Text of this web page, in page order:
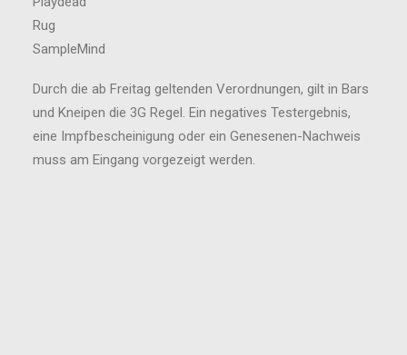
Rug
SampleMind
Durch die ab Freitag geltenden Verordnungen, gilt in Bars
und Kneipen die 3G Regel. Ein negatives Testergebnis,
eine Impfbescheinigung oder ein Genesenen-Nachweis
muss am Eingang vorgezeigt werden.